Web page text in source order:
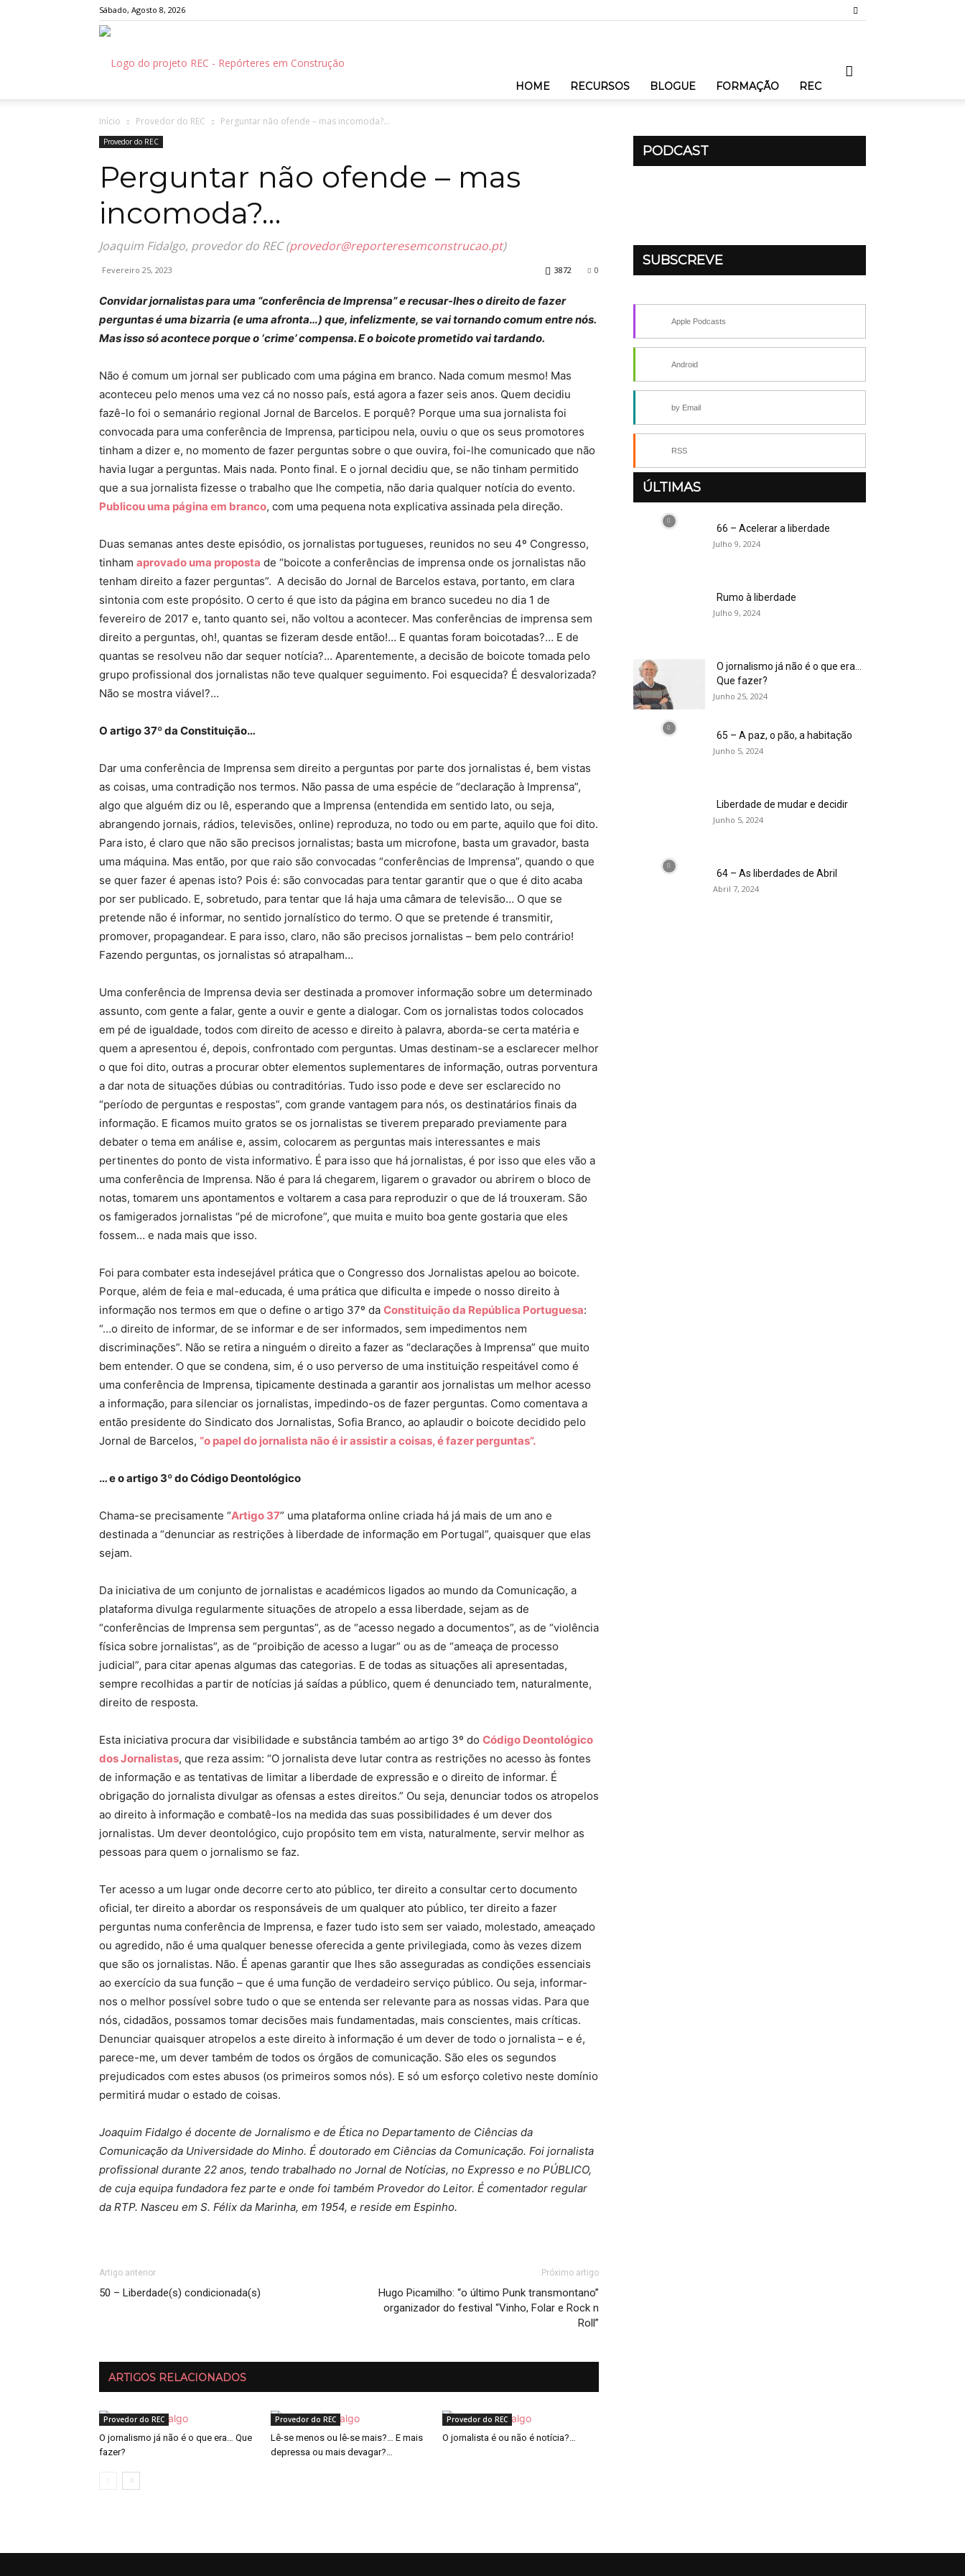
Sábado, Agosto 8, 2026
HOME RECURSOS BLOGUE FORMAÇÃO REC
Início Provedor do REC Perguntar não ofende – mas incomoda?…
Provedor do REC
Perguntar não ofende – mas
incomoda?…
Joaquim Fidalgo, provedor do REC (provedor@reporteresemconstrucao.pt)
Fevereiro 25, 2023 0
3872
Convidar jornalistas para uma “conferência de Imprensa” e recusar-lhes o direito de fazer
perguntas é uma bizarria (e uma afronta…) que, infelizmente, se vai tornando comum entre nós.
Mas isso só acontece porque o ‘crime’ compensa. E o boicote prometido vai tardando.
Não é comum um jornal ser publicado com uma página em branco. Nada comum mesmo! Mas
aconteceu pelo menos uma vez cá no nosso país, está agora a fazer seis anos. Quem decidiu
fazê-lo foi o semanário regional Jornal de Barcelos. E porquê? Porque uma sua jornalista foi
convocada para uma conferência de Imprensa, participou nela, ouviu o que os seus promotores
tinham a dizer e, no momento de fazer perguntas sobre o que ouvira, foi-lhe comunicado que não
havia lugar a perguntas. Mais nada. Ponto final. E o jornal decidiu que, se não tinham permitido
que a sua jornalista fizesse o trabalho que lhe competia, não daria qualquer notícia do evento.
Publicou uma página em branco, com uma pequena nota explicativa assinada pela direção.
Duas semanas antes deste episódio, os jornalistas portugueses, reunidos no seu 4º Congresso,
tinham aprovado uma proposta de “boicote a conferências de imprensa onde os jornalistas não
tenham direito a fazer perguntas”. A decisão do Jornal de Barcelos estava, portanto, em clara
sintonia com este propósito. O certo é que isto da página em branco sucedeu no dia 1 de
fevereiro de 2017 e, tanto quanto sei, não voltou a acontecer. Mas conferências de imprensa sem
direito a perguntas, oh!, quantas se fizeram desde então!… E quantas foram boicotadas?… E de
quantas se resolveu não dar sequer notícia?… Aparentemente, a decisão de boicote tomada pelo
grupo profissional dos jornalistas não teve qualquer seguimento. Foi esquecida? É desvalorizada?
Não se mostra viável?…
O artigo 37º da Constituição…
Dar uma conferência de Imprensa sem direito a perguntas por parte dos jornalistas é, bem vistas
as coisas, uma contradição nos termos. Não passa de uma espécie de “declaração à Imprensa”,
algo que alguém diz ou lê, esperando que a Imprensa (entendida em sentido lato, ou seja,
abrangendo jornais, rádios, televisões, online) reproduza, no todo ou em parte, aquilo que foi dito.
Para isto, é claro que não são precisos jornalistas; basta um microfone, basta um gravador, basta
uma máquina. Mas então, por que raio são convocadas “conferências de Imprensa”, quando o que
se quer fazer é apenas isto? Pois é: são convocadas para tentar garantir que o que é dito acaba
por ser publicado. E, sobretudo, para tentar que lá haja uma câmara de televisão… O que se
pretende não é informar, no sentido jornalístico do termo. O que se pretende é transmitir,
promover, propagandear. E para isso, claro, não são precisos jornalistas – bem pelo contrário!
Fazendo perguntas, os jornalistas só atrapalham…
Uma conferência de Imprensa devia ser destinada a promover informação sobre um determinado
assunto, com gente a falar, gente a ouvir e gente a dialogar. Com os jornalistas todos colocados
em pé de igualdade, todos com direito de acesso e direito à palavra, aborda-se certa matéria e
quem a apresentou é, depois, confrontado com perguntas. Umas destinam-se a esclarecer melhor
o que foi dito, outras a procurar obter elementos suplementares de informação, outras porventura
a dar nota de situações dúbias ou contraditórias. Tudo isso pode e deve ser esclarecido no
“período de perguntas e respostas”, com grande vantagem para nós, os destinatários finais da
informação. E ficamos muito gratos se os jornalistas se tiverem preparado previamente para
debater o tema em análise e, assim, colocarem as perguntas mais interessantes e mais
pertinentes do ponto de vista informativo. É para isso que há jornalistas, é por isso que eles vão a
uma conferência de Imprensa. Não é para lá chegarem, ligarem o gravador ou abrirem o bloco de
notas, tomarem uns apontamentos e voltarem a casa para reproduzir o que de lá trouxeram. São
os famigerados jornalistas “pé de microfone”, que muita e muito boa gente gostaria que eles
fossem… e nada mais que isso.
Foi para combater esta indesejável prática que o Congresso dos Jornalistas apelou ao boicote.
Porque, além de feia e mal-educada, é uma prática que dificulta e impede o nosso direito à
informação nos termos em que o define o artigo 37º da Constituição da República Portuguesa:
“…o direito de informar, de se informar e de ser informados, sem impedimentos nem
discriminações”. Não se retira a ninguém o direito a fazer as “declarações à Imprensa” que muito
bem entender. O que se condena, sim, é o uso perverso de uma instituição respeitável como é
uma conferência de Imprensa, tipicamente destinada a garantir aos jornalistas um melhor acesso
a informação, para silenciar os jornalistas, impedindo-os de fazer perguntas. Como comentava a
então presidente do Sindicato dos Jornalistas, Sofia Branco, ao aplaudir o boicote decidido pelo
Jornal de Barcelos, “o papel do jornalista não é ir assistir a coisas, é fazer perguntas”.
… e o artigo 3º do Código Deontológico
Chama-se precisamente “Artigo 37” uma plataforma online criada há já mais de um ano e
destinada a “denunciar as restrições à liberdade de informação em Portugal”, quaisquer que elas
sejam.
Da iniciativa de um conjunto de jornalistas e académicos ligados ao mundo da Comunicação, a
plataforma divulga regularmente situações de atropelo a essa liberdade, sejam as de
“conferências de Imprensa sem perguntas”, as de “acesso negado a documentos”, as de “violência
física sobre jornalistas”, as de “proibição de acesso a lugar” ou as de “ameaça de processo
judicial”, para citar apenas algumas das categorias. E de todas as situações ali apresentadas,
sempre recolhidas a partir de notícias já saídas a público, quem é denunciado tem, naturalmente,
direito de resposta.
Esta iniciativa procura dar visibilidade e substância também ao artigo 3º do Código Deontológico
dos Jornalistas, que reza assim: “O jornalista deve lutar contra as restrições no acesso às fontes
de informação e as tentativas de limitar a liberdade de expressão e o direito de informar. É
obrigação do jornalista divulgar as ofensas a estes direitos.” Ou seja, denunciar todos os atropelos
ao direito à informação e combatê-los na medida das suas possibilidades é um dever dos
jornalistas. Um dever deontológico, cujo propósito tem em vista, naturalmente, servir melhor as
pessoas para quem o jornalismo se faz.
Ter acesso a um lugar onde decorre certo ato público, ter direito a consultar certo documento
oficial, ter direito a abordar os responsáveis de um qualquer ato público, ter direito a fazer
perguntas numa conferência de Imprensa, e fazer tudo isto sem ser vaiado, molestado, ameaçado
ou agredido, não é uma qualquer benesse oferecida a gente privilegiada, como às vezes dizem
que são os jornalistas. Não. É apenas garantir que lhes são asseguradas as condições essenciais
ao exercício da sua função – que é uma função de verdadeiro serviço público. Ou seja, informar-
nos o melhor possível sobre tudo o que se entenda ser relevante para as nossas vidas. Para que
nós, cidadãos, possamos tomar decisões mais fundamentadas, mais conscientes, mais críticas.
Denunciar quaisquer atropelos a este direito à informação é um dever de todo o jornalista – e é,
parece-me, um dever também de todos os órgãos de comunicação. São eles os segundos
prejudicados com estes abusos (os primeiros somos nós). E só um esforço coletivo neste domínio
permitirá mudar o estado de coisas.
Joaquim Fidalgo é docente de Jornalismo e de Ética no Departamento de Ciências da
Comunicação da Universidade do Minho. É doutorado em Ciências da Comunicação. Foi jornalista
profissional durante 22 anos, tendo trabalhado no Jornal de Notícias, no Expresso e no PÚBLICO,
de cuja equipa fundadora fez parte e onde foi também Provedor do Leitor. É comentador regular
da RTP. Nasceu em S. Félix da Marinha, em 1954, e reside em Espinho.
Artigo anterior
50 – Liberdade(s) condicionada(s)
Próximo artigo
Hugo Picamilho: “o último Punk transmontano”
organizador do festival “Vinho, Folar e Rock n
Roll”
ARTIGOS RELACIONADOS
Provedor do REC
O jornalismo já não é o que era… Que
fazer?
Provedor do REC
Lê-se menos ou lê-se mais?… E mais
depressa ou mais devagar?…
Provedor do REC
O jornalista é ou não é notícia?…
PODCAST
SUBSCREVE
Apple Podcasts
Android
by Email
RSS
ÚLTIMAS
66 – Acelerar a liberdade
Julho 9, 2024
Rumo à liberdade
Julho 9, 2024
O jornalismo já não é o que era…
Que fazer?
Junho 25, 2024
65 – A paz, o pão, a habitação
Junho 5, 2024
Liberdade de mudar e decidir
Junho 5, 2024
64 – As liberdades de Abril
Abril 7, 2024